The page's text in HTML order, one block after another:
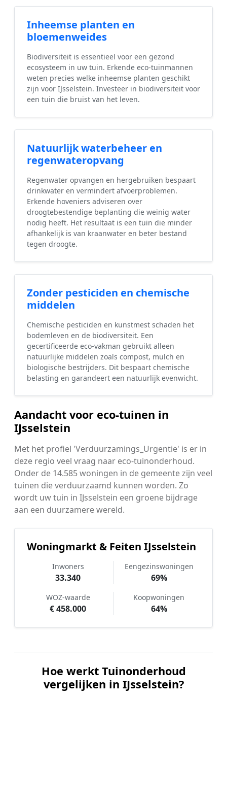
Inheemse planten en
bloemenweides
Biodiversiteit is essentieel voor een gezond
ecosysteem in uw tuin. Erkende eco-tuinmannen
weten precies welke inheemse planten geschikt
zijn voor IJsselstein. Investeer in biodiversiteit voor
een tuin die bruist van het leven.
Natuurlijk waterbeheer en
regenwateropvang
Regenwater opvangen en hergebruiken bespaart
drinkwater en vermindert afvoerproblemen.
Erkende hoveniers adviseren over
droogtebestendige beplanting die weinig water
nodig heeft. Het resultaat is een tuin die minder
afhankelijk is van kraanwater en beter bestand
tegen droogte.
Zonder pesticiden en chemische
middelen
Chemische pesticiden en kunstmest schaden het
bodemleven en de biodiversiteit. Een
gecertificeerde eco-vakman gebruikt alleen
natuurlijke middelen zoals compost, mulch en
biologische bestrijders. Dit bespaart chemische
belasting en garandeert een natuurlijk evenwicht.
Aandacht voor eco-tuinen in
IJsselstein
Met het profiel 'Verduurzamings_Urgentie' is er in
deze regio veel vraag naar eco-tuinonderhoud.
Onder de 14.585 woningen in de gemeente zijn veel
tuinen die verduurzaamd kunnen worden. Zo
wordt uw tuin in IJsselstein een groene bijdrage
aan een duurzamere wereld.
Woningmarkt & Feiten IJsselstein
Inwoners
33.340
Eengezinswoningen
69%
WOZ-waarde
€ 458.000
Koopwoningen
64%
Hoe werkt Tuinonderhoud
vergelijken in IJsselstein?